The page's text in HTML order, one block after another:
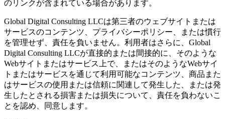
のリンクが含まれている場合があります。
Global Digital Consulting LLCは第三者のウェブサイトまたは
サービスのコンテンツ、プライバシーポリシー、または慣行
を管理せず、責任を負いません。利用者はさらに、Global
Digital Consulting LLCが直接的または間接的に、そのような
Webサイトまたはサービス上で、またはそのようなWebサイ
トまたはサービスを通じて利用可能なコンテンツ、商品また
はサービスの使用または信頼に関連して発生した、または発
生したとされる損害または損失について、責任を負わないこ
とを認め、同意します。